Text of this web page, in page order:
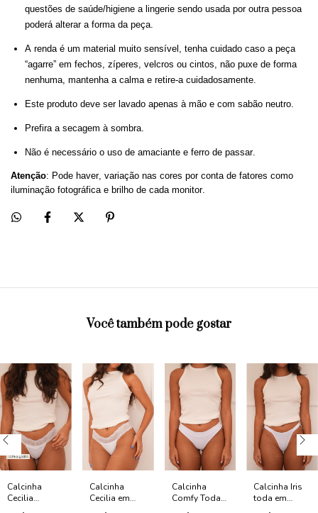
questões de saúde/higiene a lingerie sendo usada por outra pessoa
poderá alterar a forma da peça.
A renda é um material muito sensível, tenha cuidado caso a peça
“agarre” em fechos, zíperes, velcros ou cintos, não puxe de forma
nenhuma, mantenha a calma e retire-a cuidadosamente.
Este produto deve ser lavado apenas à mão e com sabão neutro.
Prefira a secagem à sombra.
Não é necessário o uso de amaciante e ferro de passar.
Atenção: Pode haver, variação nas cores por conta de fatores como
iluminação fotográfica e brilho de cada monitor.
Você também pode gostar
Calcinha
Cecilia
Calcinha
Cecilia em
Calcinha
Comfy Toda
Calcinha Iris
toda em